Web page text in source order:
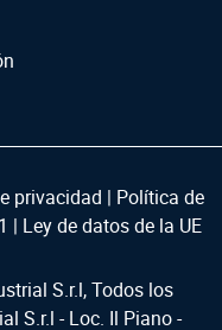
privacidad | Política de
| Ley de datos de la UE
S.r.l, Todos los
S.r.l - Loc. Il Piano -